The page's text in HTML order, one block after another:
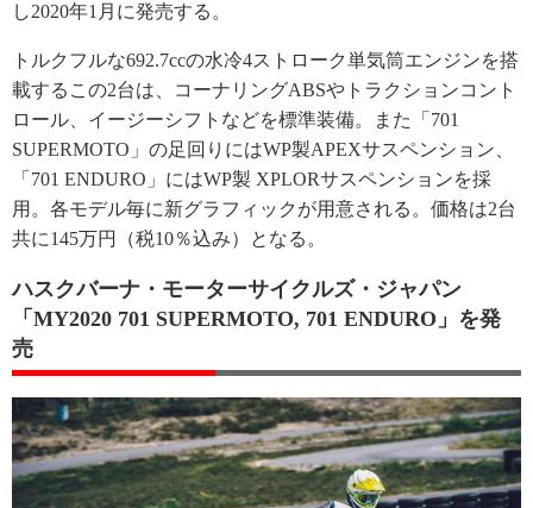
し2020年1月に発売する。
トルクフルな692.7ccの水冷4ストローク単気筒エンジンを搭
載するこの2台は、コーナリングABSやトラクションコント
ロール、イージーシフトなどを標準装備。また「701
SUPERMOTO」の足回りにはWP製APEXサスペンション、
「701 ENDURO」にはWP製 XPLORサスペンションを採
用。各モデル毎に新グラフィックが用意される。価格は2台
共に145万円（税10％込み）となる。
ハスクバーナ・モーターサイクルズ・ジャパン
「MY2020 701 SUPERMOTO, 701 ENDURO」を発
売